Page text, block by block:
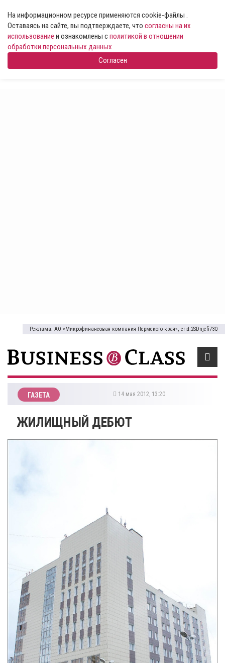
На информационном ресурсе применяются cookie-файлы .
Оставаясь на сайте, вы подтверждаете, что согласны на их
использование и ознакомлены сполитикой в отношении
обработки персональных данных
Согласен
Реклама: АО «Микрофинансовая компания Пермского края», erid:2SDnjcfi73Q
ГАЗЕТА 14 мая 2012, 13:20
ЖИЛИЩНЫЙ ДЕБЮТ